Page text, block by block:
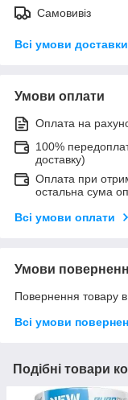
Самовивіз
Всі умови доставки
Умови оплати
Оплата на
100%
доставку)
Оплата при
остальна сума
Всі умови оплати
Умови
Повернення товару
Всі умови
Подібні товари